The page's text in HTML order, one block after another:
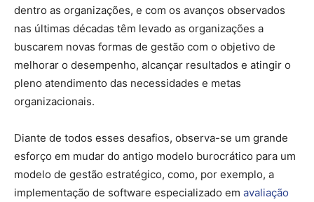
dentro as organizações, e com os avanços observados
nas últimas décadas têm levado as organizações a
buscarem novas formas de gestão com o objetivo de
melhorar o desempenho, alcançar resultados e atingir o
pleno atendimento das necessidades e metas
organizacionais.
Diante de todos esses desafios, observa-se um grande
esforço em mudar do antigo modelo burocrático para um
modelo de gestão estratégico, como, por exemplo, a
implementação de software especializado em avaliação